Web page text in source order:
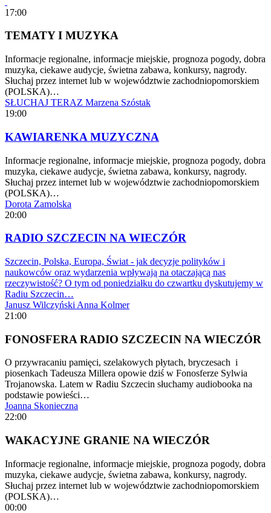
17:00
TEMATY I MUZYKA
Informacje regionalne, informacje miejskie, prognoza pogody, dobra
muzyka, ciekawe audycje, świetna zabawa, konkursy, nagrody.
Słuchaj przez internet lub w województwie zachodniopomorskiem
(POLSKA)…
SŁUCHAJ TERAZ Marzena Szóstak
19:00
KAWIARENKA MUZYCZNA
Informacje regionalne, informacje miejskie, prognoza pogody, dobra
muzyka, ciekawe audycje, świetna zabawa, konkursy, nagrody.
Słuchaj przez internet lub w województwie zachodniopomorskiem
(POLSKA)…
Dorota Zamolska
20:00
RADIO SZCZECIN NA WIECZÓR
Szczecin, Polska, Europa, Świat - jak decyzje polityków i
naukowców oraz wydarzenia wpływają na otaczającą nas
rzeczywistość? O tym od poniedziałku do czwartku dyskutujemy w
Radiu Szczecin…
Janusz Wilczyński Anna Kolmer
21:00
FONOSFERA RADIO SZCZECIN NA WIECZÓR
O przywracaniu pamięci, szelakowych płytach, bryczesach i
piosenkach Tadeusza Millera opowie dziś w Fonosferze Sylwia
Trojanowska. Latem w Radiu Szczecin słuchamy audiobooka na
podstawie powieści…
Joanna Skonieczna
22:00
WAKACYJNE GRANIE NA WIECZÓR
Informacje regionalne, informacje miejskie, prognoza pogody, dobra
muzyka, ciekawe audycje, świetna zabawa, konkursy, nagrody.
Słuchaj przez internet lub w województwie zachodniopomorskiem
(POLSKA)…
00:00